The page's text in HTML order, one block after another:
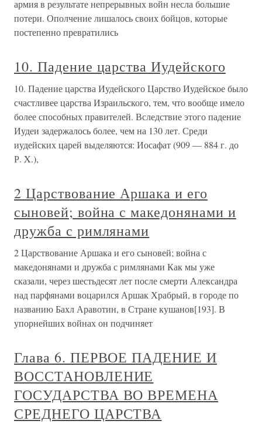
армия в результате непрерывных войн несла большие
потери. Ополчение лишалось своих бойцов, которые
постепенно превратились
10. Падение царства Иудейского
10. Падение царства Иудейского Царство Иудейское было
счастливее царства Израильского, тем, что вообще имело
более способных правителей. Вследствие этого падение
Иудеи задержалось более, чем на 130 лет. Среди
иудейских царей выделяются: Иосафат (909 — 884 г. до
Р. X.),
2 Царствование Аршака и его
сыновей; война с македонянами и
дружба с римлянами
2 Царствование Аршака и его сыновей; война с
македонянами и дружба с римлянами Как мы уже
сказали, через шестьдесят лет после смерти Александра
над парфянами воцарился Аршак Храбрый, в городе по
названию Бахл Аравотин, в Стране кушанов[193]. В
упорнейших войнах он подчиняет
Глава 6. ПЕРВОЕ ПАДЕНИЕ И
ВОССТАНОВЛЕНИЕ
ГОСУДАРСТВА ВО ВРЕМЕНА
СРЕДНЕГО ЦАРСТВА